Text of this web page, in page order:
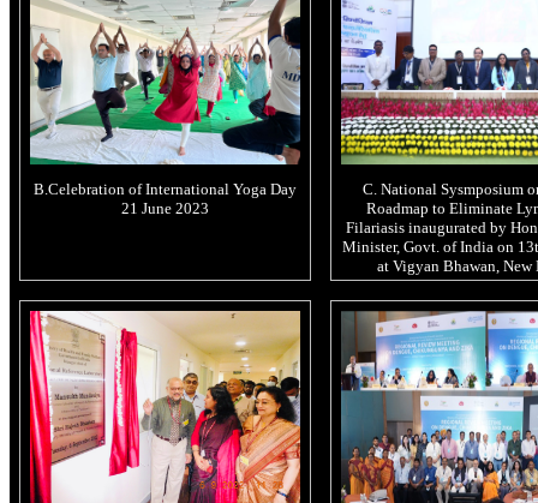
B.Celebration of International Yoga Day
21 June 2023
C. National Sysmposium
Roadmap to Eliminate
Filariasis inaugurated by
Minister, Govt. of India on
at Vigyan Bhawan, New